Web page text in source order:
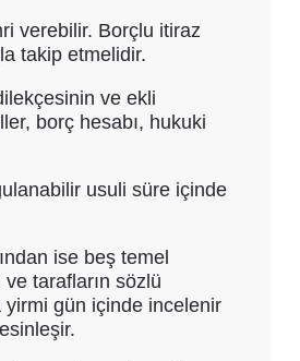
verebilir. Borçlu itiraz
takip etmelidir.
ve ekli
borç hesabı, hukuki
usuli süre içinde
ise beş temel
tarafların sözlü
yirmi gün içinde incelenir